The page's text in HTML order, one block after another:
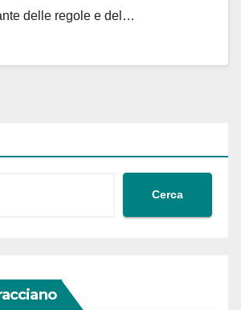
delle regole e del…
Cerca